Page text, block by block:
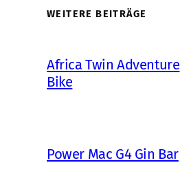
WEITERE BEITRÄGE
Africa Twin Adventure
Bike
Power Mac G4 Gin Bar